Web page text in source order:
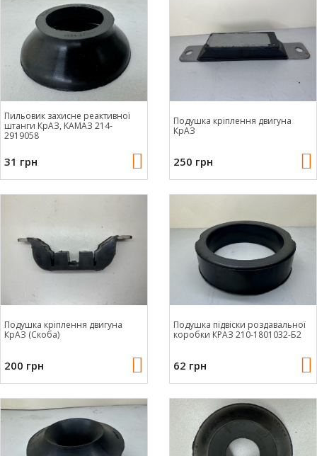
Пильовик захисне реактивної
штанги КрАЗ, КАМАЗ 214-
2919058
31 грн
Подушка кріплення двигуна
КрАЗ
250 грн
Подушка кріплення двигуна
КрАЗ (Скоба)
200 грн
Подушка підвіски роздавальної
коробки КРАЗ 210-1801032-Б2
62 грн